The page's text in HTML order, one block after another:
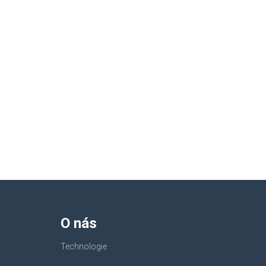
O nás
Technologie